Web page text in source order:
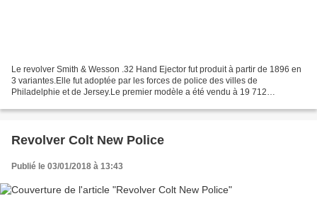
Le revolver Smith & Wesson .32 Hand Ejector fut produit à partir de 1896 en
3 variantes.Elle fut adoptée par les forces de police des villes de
Philadelphie et de Jersey.Le premier modèle a été vendu à 19 712
Revolver Colt New Police
Publié le 03/01/2018 à 13:43